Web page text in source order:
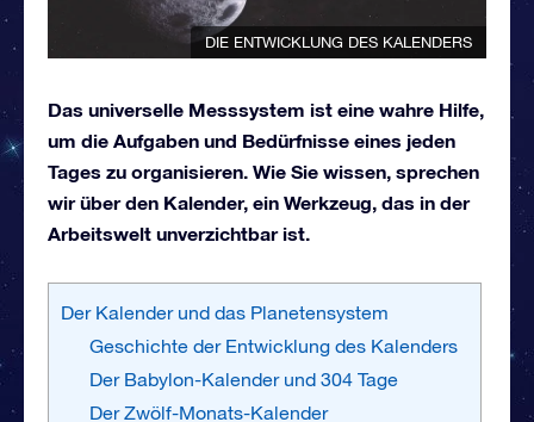
DIE ENTWICKLUNG DES KALENDERS
Das universelle Messsystem ist eine wahre Hilfe,
um die Aufgaben und Bedürfnisse eines jeden
Tages zu organisieren. Wie Sie wissen, sprechen
wir über den Kalender, ein Werkzeug, das in der
Arbeitswelt unverzichtbar ist.
Der Kalender und das Planetensystem
Geschichte der Entwicklung des Kalenders
Der Babylon-Kalender und 304 Tage
Der Zwölf-Monats-Kalender